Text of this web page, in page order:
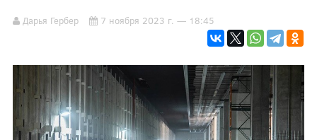
Дарья Гербер 7 ноября 2023 г. — 18:45